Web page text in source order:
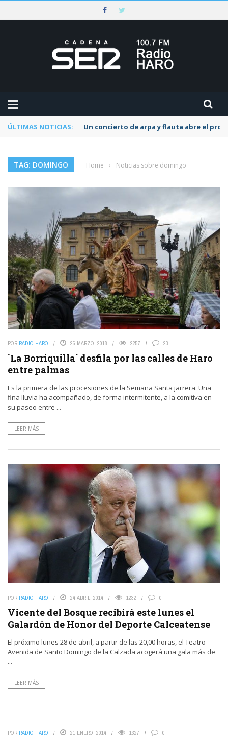
ÚLTIMAS NOTICIAS: Un concierto de arpa y flauta abre el
TAG: DOMINGO Home › Noticias sobre domingo
POR RADIO HARO 25 MARZO, 2018 2257 23
`La Borriquilla´ desfila por las calles de Haro
entre palmas
Es la primera de las procesiones de la Semana Santa jarrera. Una
fina lluvia ha acompañado, de forma intermitente, a la comitiva en
su paseo entre ...
LEER MÁS
POR RADIO HARO 24 ABRIL, 2014 1232 0
Vicente del Bosque recibirá este lunes el
Galardón de Honor del Deporte Calceatense
El próximo lunes 28 de abril, a partir de las 20,00 horas, el Teatro
Avenida de Santo Domingo de la Calzada acogerá una gala más de
...
LEER MÁS
POR RADIO HARO 21 ENERO, 2014 1327 0